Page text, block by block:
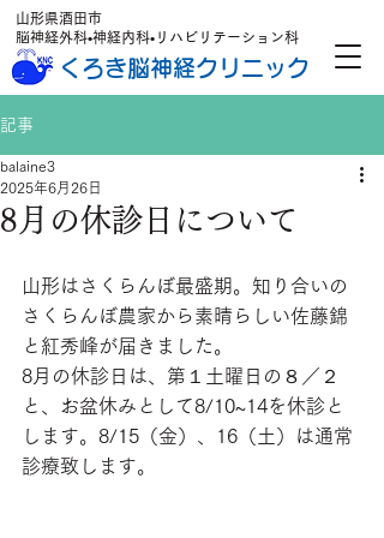
脳神経外科•神経内科•リハビリテーション科
山形県酒田市
くろき脳神経クリニック
記事
8月の休診日について
balaine3
2025年6月26日
山形はさくらんぼ最盛期。知り合いの
さくらんぼ農家から素晴らしい佐藤錦
と紅秀峰が届きました。
8月の休診日は、第１土曜日の８／２
と、お盆休みとして8/10~14を休診と
します。8/15（金）、16（土）は通常
診療致します。